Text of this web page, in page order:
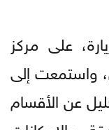
على مركز
واستمعت إلى
عن الأقسام